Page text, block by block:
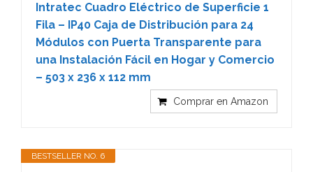
Intratec Cuadro Eléctrico de Superficie 1
Fila – IP40 Caja de Distribución para 24
Módulos con Puerta Transparente para
una Instalación Fácil en Hogar y Comercio
– 503 x 236 x 112 mm
Comprar en Amazon
BESTSELLER NO. 6